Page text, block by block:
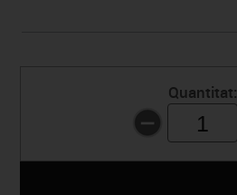
Quantitat:
1